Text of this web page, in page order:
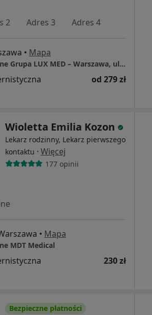
2 Adres 3 Adres 4
• Mapa
Centrum Medyczne Grupa LUX MED – Warszawa, ul. 1-go Sierpnia 8
od 279 zł
Wioletta Emilia Kozon
Lekarz rodzinny, Lekarz pierwszego
kontaktu · Więcej
177 opinii
• Mapa
MDT Medical
230 zł
Bezpieczne płatności